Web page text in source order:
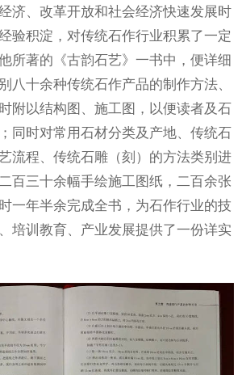
济、改革开放和社会经济快速发展时
验积淀，对传统石作行业积累了一定
所著的《古韵石艺》一书中，便详细
八十余种传统石作产品的制作方法、
附以结构图、施工图，以便读者及石
同时对常用石材分类及产地、传统石
流程、传统石雕（刻）的方法类别进
百三十余幅手绘施工图纸，二百余张
一年半余完成全书，为石作行业的技
培训教育、产业发展提供了一份详实